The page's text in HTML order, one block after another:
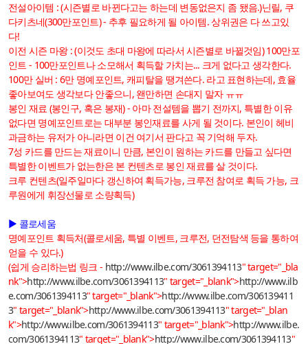
전설아이템 : (시즌별로 바뀐다고는 하는데 변동없은지 좀 됐음.)닌릴, 쿠
다키츠네(300만포인트) - 추후 필요하게 될 아이템. 상위권은 다 쓰고있
다!
이전 시즌 마왕 : (이것도 초대 마왕에 따라서 시즌별로 바뀔것임) 100만포
인트 - 100만포인트나 소모해서 획득할 가치는... 크게 없다고 생각한다.
100만 실버 : 6만 명예포인트, 캐피탈을 땡겨쓴다. 라고 표현하는데, 효율
좋아보여도 생각보다 안좋으니, 왠만하면 손대지 말자 ㅠㅠ
봉인 재료 (봉인구, 혹은 봉재) - 아마 전설템을 뽑기 전까지, 특별한 이유
없다면 명예포인트로는 대부분 봉인재료를 사게 될 것이다. 본인이 헤비
과금하는 유저가 아니라면 이건 여기서 판다고 꼭 기억해 두자.
7성 카드를 만드는 재료이니 만큼, 본인이 원하는 카드를 만들고 싶다면
특별한 이벤트가 없는한은 본 컨텐츠로 봉인 재료를 살 것이다.
크루 컨텐츠(일주일마다 갱신하여 획득가능, 크루전 참여로 획득 가능, 크
루원에게 휘장선물로 소량획득)
▶ 콜로세움
명예포인트 획득처(콜로세움, 특별 이벤트, 크루전, 던전탐색 등을 통하여
얻을 수 있다.)
(쉽게 승리하는법 링크 - http://www.ilbe.com/3061394113" target="_bla
nk">http://www.ilbe.com/3061394113" target="_blank">http://www.ilb
e.com/3061394113" target="_blank">http://www.ilbe.com/306139411
3" target="_blank">http://www.ilbe.com/3061394113" target="_blan
k">http://www.ilbe.com/3061394113" target="_blank">http://www.ilbe.
com/3061394113" target="_blank">http://www.ilbe.com/3061394113"